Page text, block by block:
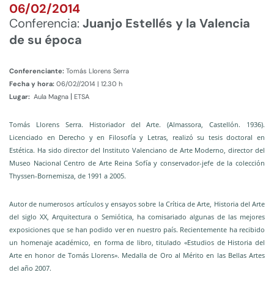
06/02/2014
Conferencia: Juanjo Estellés y la Valencia
de su época
Conferenciante: Tomás Llorens Serra
Fecha y hora: 06/02//2014 | 12.30 h
Lugar: Aula Magna | ETSA
Tomás Llorens Serra. Historiador del Arte. (Almassora, Castellón. 1936).
Licenciado en Derecho y en Filosofía y Letras, realizó su tesis doctoral en
Estética. Ha sido director del Instituto Valenciano de Arte Moderno, director del
Museo Nacional Centro de Arte Reina Sofía y conservador-jefe de la colección
Thyssen-Bornemisza, de 1991 a 2005.
Autor de numerosos artículos y ensayos sobre la Crítica de Arte, Historia del Arte
del siglo XX, Arquitectura o Semiótica, ha comisariado algunas de las mejores
exposiciones que se han podido ver en nuestro país. Recientemente ha recibido
un homenaje académico, en forma de libro, titulado «Estudios de Historia del
Arte en honor de Tomás Llorens». Medalla de Oro al Mérito en las Bellas Artes
del año 2007.